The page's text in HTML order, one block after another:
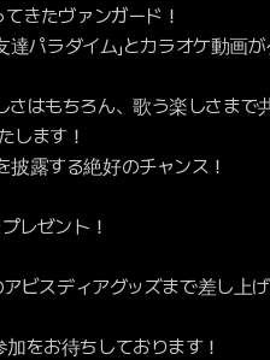
きたヴァンガード！
達パラダイム」とカラオケ動画
はもちろん、歌う楽しさまで
します！
露する絶好のチャンス！
レゼント！
ビスディアグッズまで差し上
をお待ちしております！